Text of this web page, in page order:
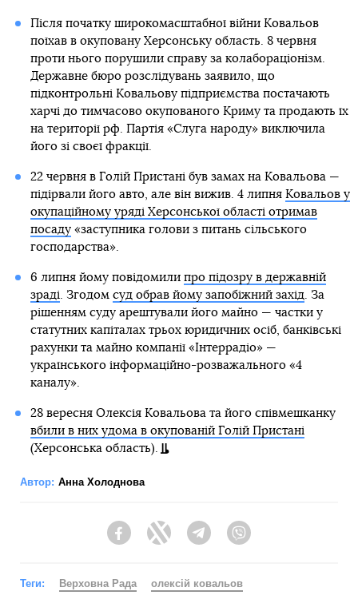
Після початку широкомасштабної війни Ковальов
поїхав в окуповану Херсонську область. 8 червня
проти нього порушили справу за колабораціонізм.
Державне бюро розслідувань заявило, що
підконтрольні Ковальову підприємства постачають
харчі до тимчасово окупованого Криму та продають їх
на території рф. Партія «Слуга народу» виключила
його зі своєї фракції.
22 червня в Голій Пристані був замах на Ковальова —
підірвали його авто, але він вижив. 4 липня Ковальов у
окупаційному уряді Херсонської області отримав
посаду«заступника голови з питань сільського
господарства».
6 липня йому повідомили про підозру в державній
зраді. Згодом суд обрав йому запобіжний захід. За
рішенням суду арештували його майно — частки у
статутних капіталах трьох юридичних осіб, банківські
рахунки та майно компанії «Інтеррадіо» —
українського інформаційно-розважального «4
каналу».
28 вересня Олексія Ковальова та його співмешканку
вбили в них удома в окупованій Голій Пристані
(Херсонська область).
Автор: Анна Холоднова
FacebookTwitter Telegram
Теги: Верховна Рада олексій ковальов